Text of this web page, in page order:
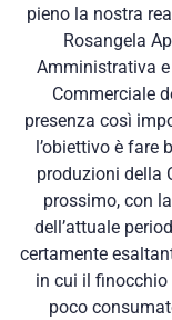
pieno la nostra
Rosangela
Amministrativa
Commerciale
presenza così
l’obiettivo è
produzioni della
prossimo, con
dell’attuale
certamente
in cui il finocchio
poco